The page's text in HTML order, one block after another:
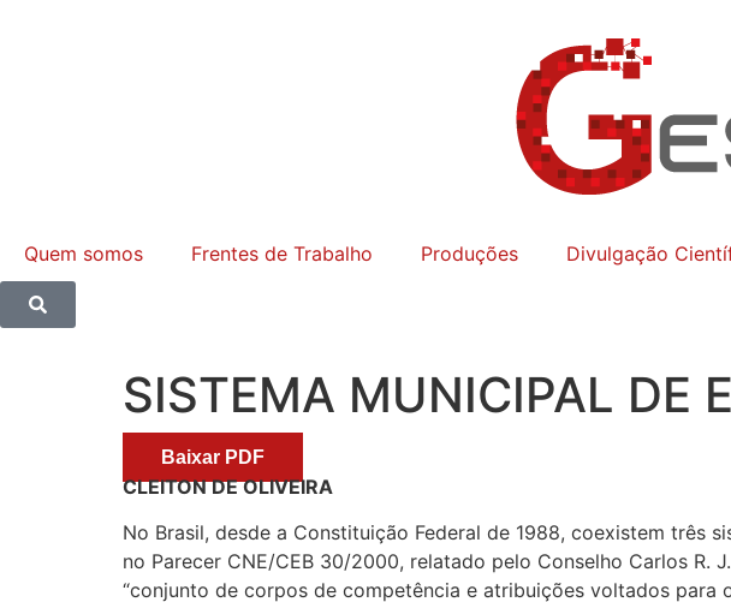
Quem somos Frentes de Trabalho Produções Divulgação
SISTEMA MUNICIPAL DE
Baixar PDF
CLEITON DE OLIVEIRA
No Brasil, desde a Constituição Federal de 1988, coexistem três
no Parecer CNE/CEB 30/2000, relatado pelo Conselho Carlos
“conjunto de corpos de competência e atribuições voltados para